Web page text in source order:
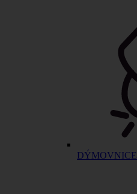
DÝMOVNICE